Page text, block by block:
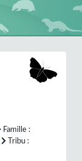
Famille :
Tribu :